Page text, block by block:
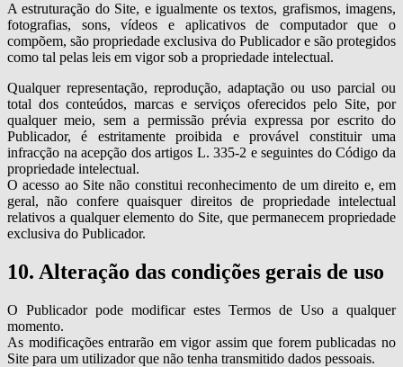
A estruturação do Site, e igualmente os textos, grafismos, imagens,
fotografias, sons, vídeos e aplicativos de computador que o
compõem, são propriedade exclusiva do Publicador e são protegidos
como tal pelas leis em vigor sob a propriedade intelectual.
Qualquer representação, reprodução, adaptação ou uso parcial ou
total dos conteúdos, marcas e serviços oferecidos pelo Site, por
qualquer meio, sem a permissão prévia expressa por escrito do
Publicador, é estritamente proibida e provável constituir uma
infracção na acepção dos artigos L. 335-2 e seguintes do Código da
propriedade intelectual.
O acesso ao Site não constitui reconhecimento de um direito e, em
geral, não confere quaisquer direitos de propriedade intelectual
relativos a qualquer elemento do Site, que permanecem propriedade
exclusiva do Publicador.
10. Alteração das condições gerais de uso
O Publicador pode modificar estes Termos de Uso a qualquer
momento.
As modificações entrarão em vigor assim que forem publicadas no
Site para um utilizador que não tenha transmitido dados pessoais.